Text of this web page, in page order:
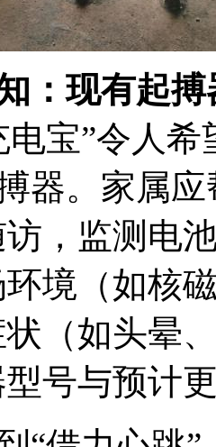
：现有起
电宝”令人
器。家属
，监测电
境（如核
（如头晕
号与预计